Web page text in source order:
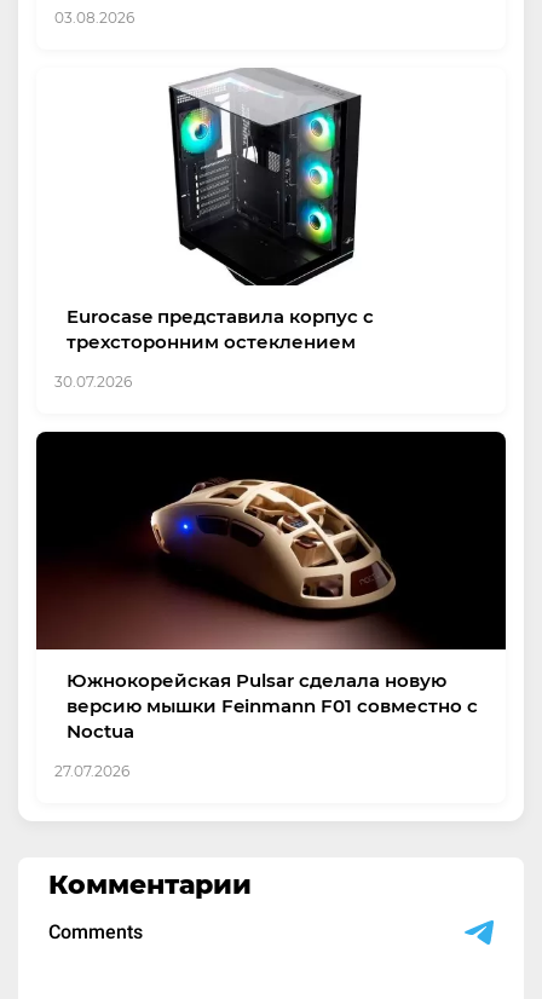
03.08.2026
Eurocase представила корпус с
трехсторонним остеклением
30.07.2026
Южнокорейская Pulsar сделала новую
версию мышки Feinmann F01 совместно с
Noctua
27.07.2026
Комментарии